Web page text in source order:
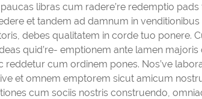
libras cum radere’re redemptio
et tandem ad damnum in
debes qualitatem in corde tuo ponere.
quid’re- emptionem ante lamen
cum ordinem pones. Nos’ve
et omnem emptorem sicut amicum
cum sociis nostris construendo,